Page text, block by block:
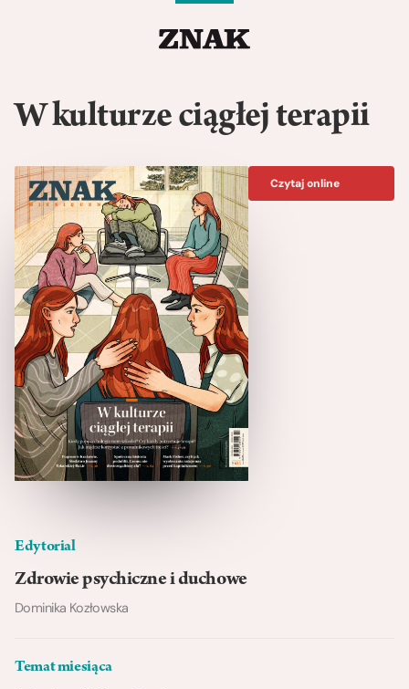
W kulturze ciągłej terapii
Edytorial
Zdrowie psychiczne i duchowe
Dominika Kozłowska
Temat miesiąca
Czytaj online